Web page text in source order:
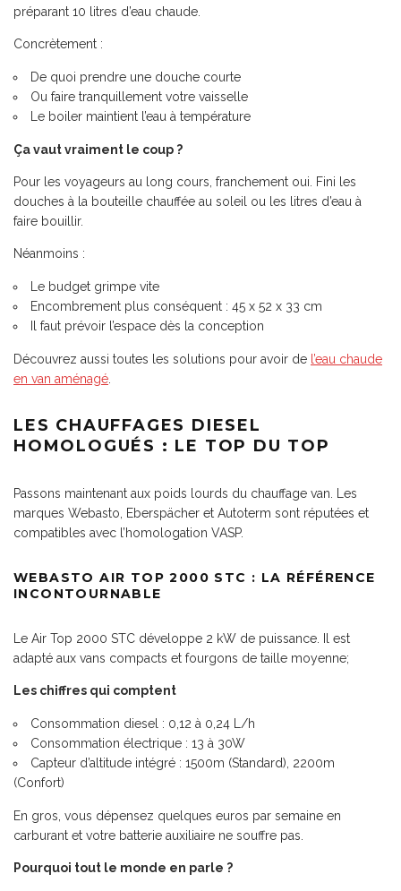
préparant 10 litres d’eau chaude.
Concrètement :
De quoi prendre une douche courte
Ou faire tranquillement votre vaisselle
Le boiler maintient l’eau à température
Ça vaut vraiment le coup ?
Pour les voyageurs au long cours, franchement oui. Fini les
douches à la bouteille chauffée au soleil ou les litres d’eau à
faire bouillir.
Néanmoins :
Le budget grimpe vite
Encombrement plus conséquent : 45 x 52 x 33 cm
Il faut prévoir l’espace dès la conception
Découvrez aussi toutes les solutions pour avoir de l’eau chaude
en van aménagé
LES CHAUFFAGES DIESEL
HOMOLOGUÉS : LE TOP DU TOP
Passons maintenant aux poids lourds du chauffage van. Les
marques Webasto, Eberspächer et Autoterm sont réputées et
compatibles avec l’homologation VASP.
WEBASTO AIR TOP 2000 STC : LA RÉFÉRENCE
INCONTOURNABLE
Le Air Top 2000 STC développe 2 kW de puissance. Il est
adapté aux vans compacts et fourgons de taille moyenne;
Les chiffres qui comptent
Consommation diesel : 0,12 à 0,24 L/h
Consommation électrique : 13 à 30W
Capteur d’altitude intégré : 1500m (Standard), 2200m
(Confort)
En gros, vous dépensez quelques euros par semaine en
carburant et votre batterie auxiliaire ne souffre pas.
Pourquoi tout le monde en parle ?